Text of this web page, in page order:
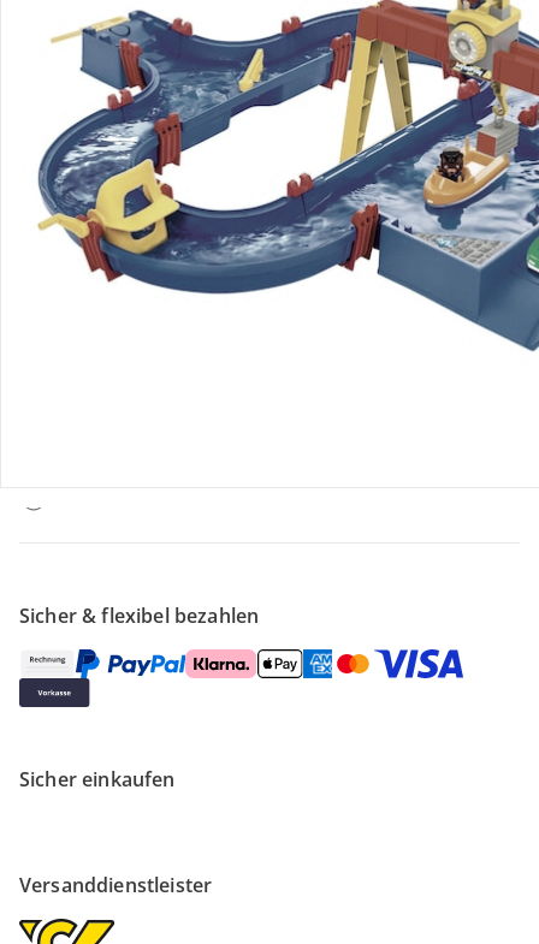
Bestellung & Lieferung
Retoure & Reklamation
Gutscheine & Aktionen
Sicher & flexibel bezahlen
Sicher einkaufen
Versanddienstleister